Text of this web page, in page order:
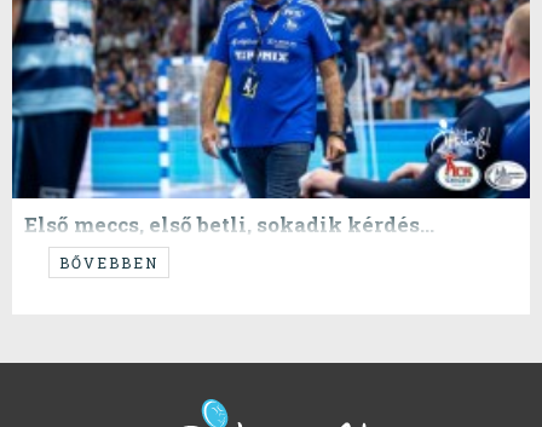
Első meccs, első betli, sokadik kérdés...
...Dimwitch is back...!
BŐVEBBEN